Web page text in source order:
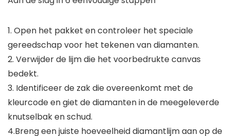
1. Open het pakket en controleer het speciale
gereedschap voor het tekenen van diamanten.
2. Verwijder de lijm die het voorbedrukte canvas
bedekt.
3. Identificeer de zak die overeenkomt met de
kleurcode en giet de diamanten in de meegeleverde
knutselbak en schud.
4.Breng een juiste hoeveelheid diamantlijm aan op de